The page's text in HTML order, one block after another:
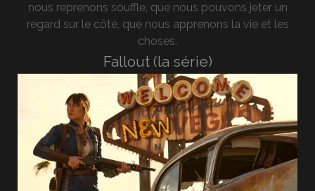
nous reprenons souffle, que nous pouvons jeter un
regard sur le côté, que nous apprenons la vie et les
choses.
Fallout (la série)